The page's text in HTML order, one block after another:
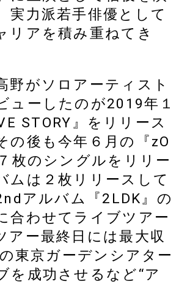
実力派若手俳優として
リアを積み重ねてき
がソロアーティスト
ューしたのが2019年１
STORY』をリリース
の後も今年６月の『zO
枚のシングルをリリー
ムは２枚リリースして
アルバム『2LDK』の
合わせてライブツアー
アー最終日には最大収
東京ガーデンシアター
を成功させるなど“ア